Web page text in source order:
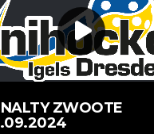
ZWOOTE